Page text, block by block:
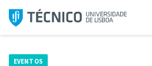
Saltar
para
EVENTOS